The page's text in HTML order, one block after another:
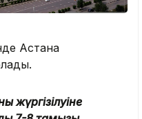
Астана
жүргізілуіне